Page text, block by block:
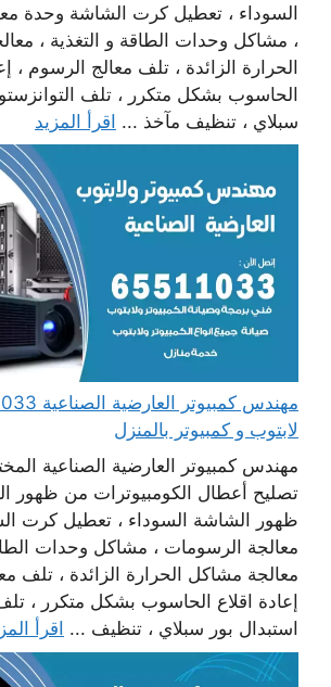
السوداء ، تعطيل كرت الشاشة وحدة
، مشاكل وحدات الطاقة و التغذية ،
الحرارة الزائدة ، تلف معالج الرسوم ،
الحاسوب بشكل متكرر ، تلف
سبلاي ، تنظيف مآخذ ... اقرأ المزيد
لابتوب و كمبيوتر بالمنزل
مهندس كمبيوتر العارضية الصناعية
تصليح أعطال الكومبيوترات من ظهور
ظهور الشاشة السوداء ، تعطيل كرت
معالجة الرسومات ، مشاكل وحدات
معالجة مشاكل الحرارة الزائدة ، تلف
إعادة اقلاع الحاسوب بشكل متكرر ،
استبدال بور سبلاي ، تنظيف ... اقرأ